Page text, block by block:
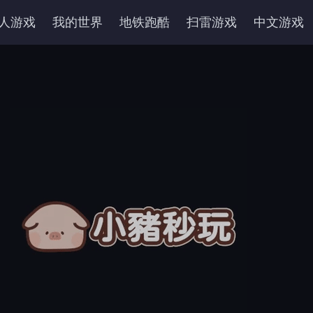
游戏 我的世界 地铁跑酷 扫雷游戏 中文游戏